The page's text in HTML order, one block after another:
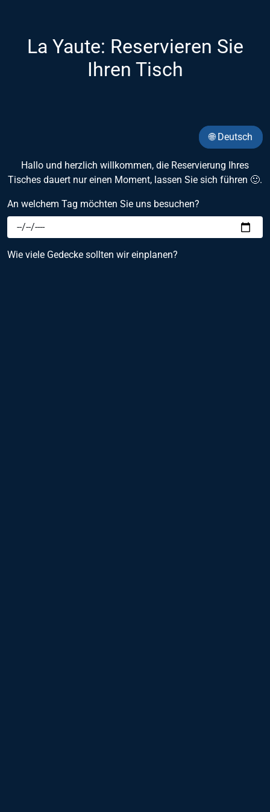
La Yaute: Reservieren Sie
Ihren Tisch
🌐 Deutsch
Hallo und herzlich willkommen, die Reservierung Ihres
Tisches dauert nur einen Moment, lassen Sie sich führen 🙂.
An welchem Tag möchten Sie uns besuchen?
Wie viele Gedecke sollten wir einplanen?